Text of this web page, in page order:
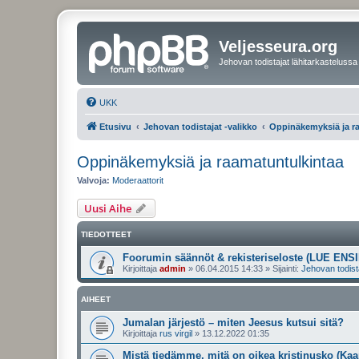
Veljesseura.org
Jehovan todistajat lähitarkastelussa
UKK
Etusivu Jehovan todistajat -valikko Oppinäkemyksiä ja
Oppinäkemyksiä ja raamatuntulkintaa
Valvoja: Moderaattorit
Uusi Aihe
TIEDOTTEET
Foorumin säännöt & rekisteriseloste (LUE
Kirjoittaja admin » 06.04.2015 14:33 » Sijainti: Jehovan
AIHEET
Jumalan järjestö – miten Jeesus kutsui sitä?
Kirjoittaja rus virgil » 13.12.2022 01:35
Mistä tiedämme, mitä on oikea kristinusko